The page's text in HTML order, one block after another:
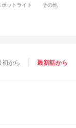
ポットライト その他
初から 最新話から